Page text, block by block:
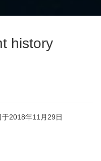
history
2018年11月29日